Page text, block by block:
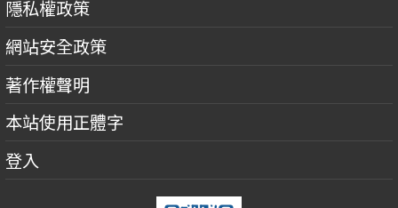
隱私權政策
網站安全政策
著作權聲明
本站使用正體字
登入